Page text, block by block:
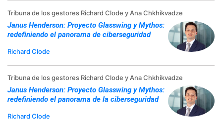
Tribuna de los gestores Richard Clode y Ana Chkhikvadze
Janus Henderson: Proyecto Glasswing y Mythos:
redefiniendo el panorama de ciberseguridad
Richard Clode
Tribuna de los gestores Richard Clode y Ana Chkhikvadze
Janus Henderson: Proyecto Glasswing y Mythos:
redefiniendo el panorama de la ciberseguridad
Richard Clode